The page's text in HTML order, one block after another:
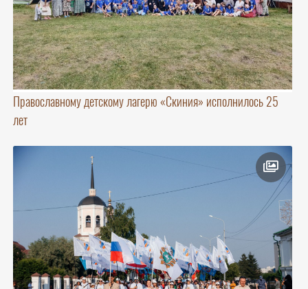
Православному детскому лагерю «Скиния» исполнилось 25
лет